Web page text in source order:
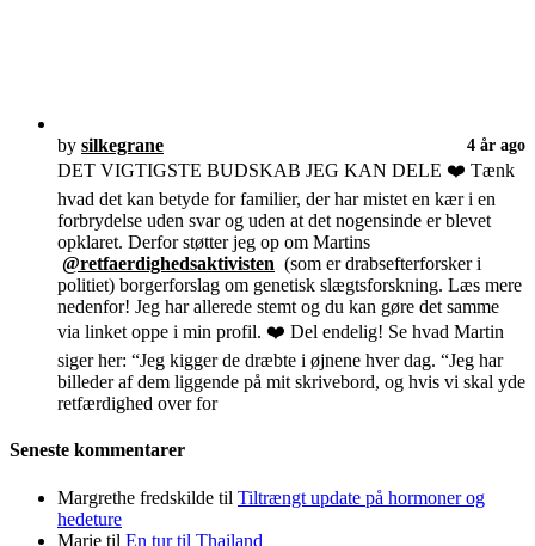
by silkegrane 4 år ago
DET VIGTIGSTE BUDSKAB JEG KAN DELE ❤️ Tænk
hvad det kan betyde for familier, der har mistet en kær i en
forbrydelse uden svar og uden at det nogensinde er blevet
opklaret. Derfor støtter jeg op om Martins
@retfaerdighedsaktivisten (som er drabsefterforsker i
politiet) borgerforslag om genetisk slægtsforskning. Læs mere
nedenfor! Jeg har allerede stemt og du kan gøre det samme
via linket oppe i min profil. ❤️ Del endelig! Se hvad Martin
siger her: “Jeg kigger de dræbte i øjnene hver dag. “Jeg har
billeder af dem liggende på mit skrivebord, og hvis vi skal yde
retfærdighed over for
Seneste kommentarer
Margrethe fredskilde til Tiltrængt update på hormoner og
hedeture
Marie til En tur til Thailand